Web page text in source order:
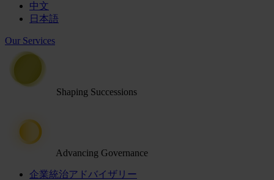
中文
日本語
Our Services
Shaping Successions
Advancing Governance
企業統治アドバイザリー